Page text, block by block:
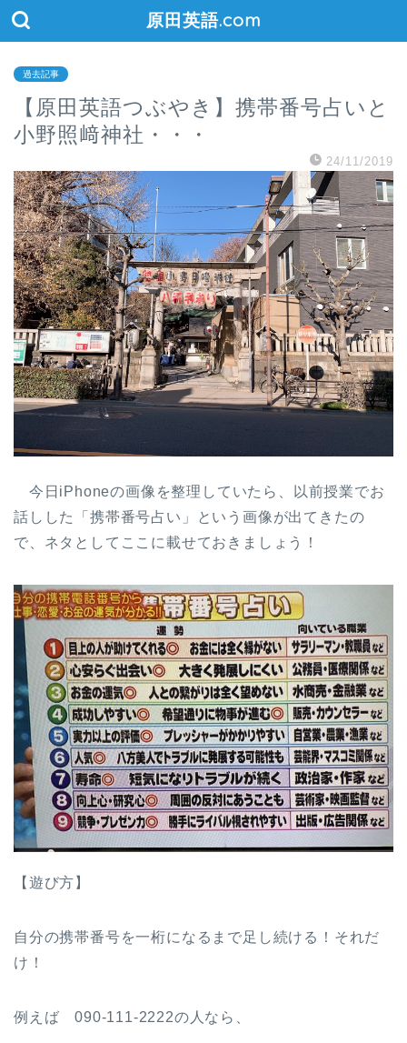
原田英語.com
過去記事
【原田英語つぶやき】携帯番号占いと
小野照﨑神社・・・
24/11/2019
今日iPhoneの画像を整理していたら、以前授業でお
話しした「携帯番号占い」という画像が出てきたの
で、ネタとしてここに載せておきましょう！
【遊び方】
自分の携帯番号を一桁になるまで足し続ける！それだ
け！
例えば 090-111-2222の人なら、